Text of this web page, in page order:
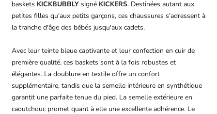
baskets KICKBUBBLY signé KICKERS. Destinées autant aux
petites filles qu'aux petits garçons, ces chaussures s'adressent à
la tranche d'âge des bébés jusqu'aux cadets.
Avec leur teinte bleue captivante et leur confection en cuir de
première qualité, ces baskets sont à la fois robustes et
élégantes. La doublure en textile offre un confort
supplémentaire, tandis que la semelle intérieure en synthétique
garantit une parfaite tenue du pied. La semelle extérieure en
caoutchouc promet quant à elle une excellente adhérence. Le